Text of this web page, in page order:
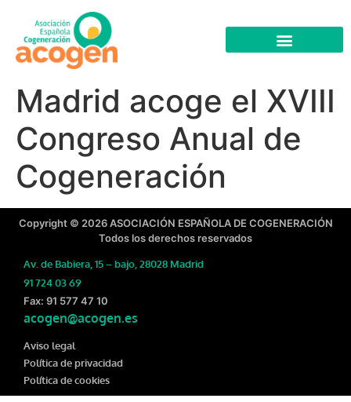
Madrid acoge el XVIII
Congreso Anual de
Cogeneración
Copyright © 2026 ASOCIACIÓN ESPAÑOLA DE COGENERACIÓN
Todos los derechos reservados
Av. de Babiera, 15 – bajo, 28028 Madrid
91 724 03 69
Fax: 91 577 47 10
acogen@acogen.es
Aviso legal
Política de privacidad
Política de cookies